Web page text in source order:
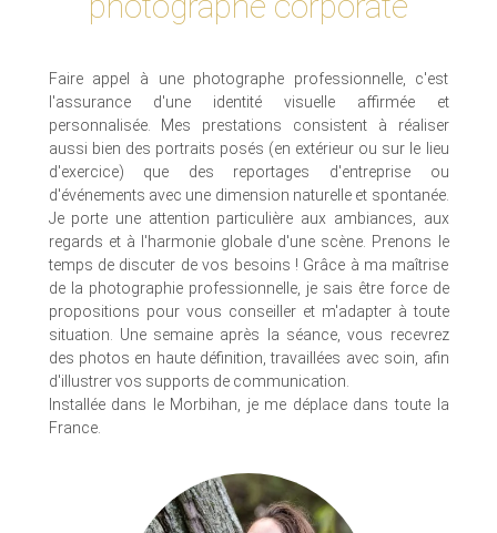
Faire appel à une photographe professionnelle, c'est
l'assurance d'une identité visuelle affirmée et
personnalisée. Mes prestations consistent à réaliser
aussi bien des portraits posés (en extérieur ou sur le lieu
d'exercice) que des reportages d'entreprise ou
d'événements avec une dimension naturelle et spontanée.
Je porte une attention particulière aux ambiances, aux
regards et à l'harmonie globale d'une scène. Prenons le
temps de discuter de vos besoins ! Grâce à ma maîtrise
de la photographie professionnelle, je sais être force de
propositions pour vous conseiller et m'adapter à toute
situation. Une semaine après la séance, vous recevrez
des photos en haute définition, travaillées avec soin, afin
d'illustrer vos supports de communication.
Installée dans le Morbihan, je me déplace dans toute la
France.